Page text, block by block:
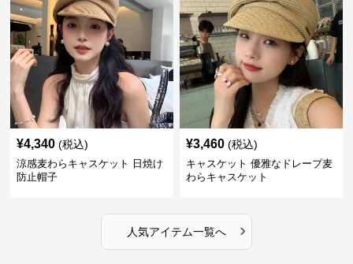
¥4,340 (税込)
涼感麦わらキャスケット 日焼け
防止帽子
¥3,460 (税込)
キャスケット 優雅なドレープ麦
わらキャスケット
人気アイテム一覧へ ›